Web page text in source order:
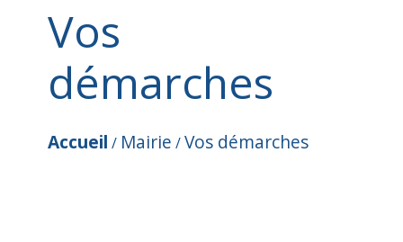
Vos
démarches
Accueil / Mairie /Vos démarches